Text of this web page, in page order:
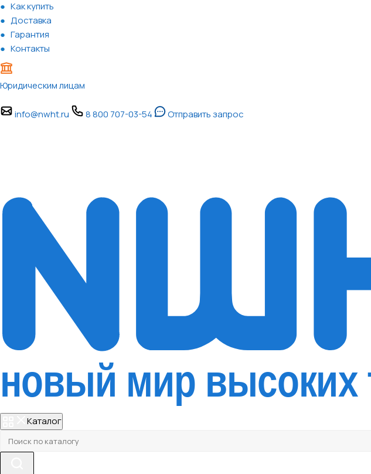
Как купить
Доставка
Гарантия
Контакты
Юридическим лицам
info@nwht.ru 8 800 707-03-54 Отправить запрос
Каталог